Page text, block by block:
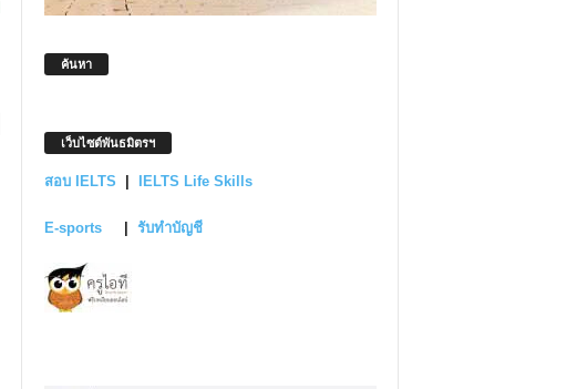
ค้นหา
เว็บไซต์พันธมิตรฯ
สอบ IELTS IELTS Life Skills
E-sports รับทำบัญชี